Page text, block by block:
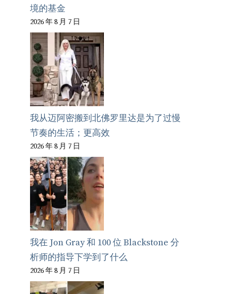
境的基金
2026 年 8 月 7 日
我从迈阿密搬到北佛罗里达是为了过慢
节奏的生活；更高效
2026 年 8 月 7 日
我在 Jon Gray 和 100 位 Blackstone 分
析师的指导下学到了什么
2026 年 8 月 7 日